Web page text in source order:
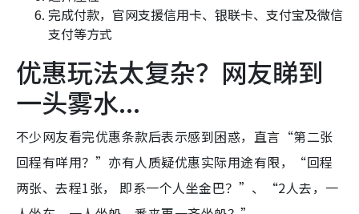
完成付款，官网支援信用卡、银联卡、支付宝及微信
支付等方式
优惠玩法太复杂？网友睇到
一头雾水...
不少网友看完优惠条款后表示感到困惑，直言“第二张
回程有咩用？”亦有人质疑优惠实际用途有限，“回程
两张、去程1张， 即系一个人坐金巴？”、“2人去，一